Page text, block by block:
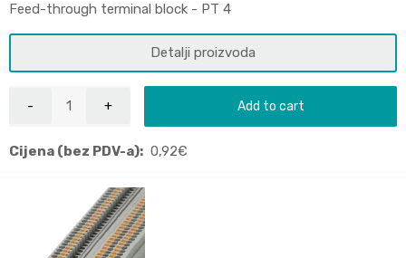
Feed-through terminal block - PT 4
Detalji proizvoda
Add to cart
Cijena (bez PDV-a): 0,92€